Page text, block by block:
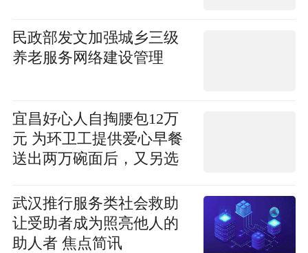
民政部发文加强城乡三级
养老服务网络建设管理
宜昌好心人自掏腰包12万
元 为环卫工提供爱心早餐
送出两万碗面后，又另选
武汉推行服务类社会救助
让受助者成为照亮他人的
助人者 焦点简讯